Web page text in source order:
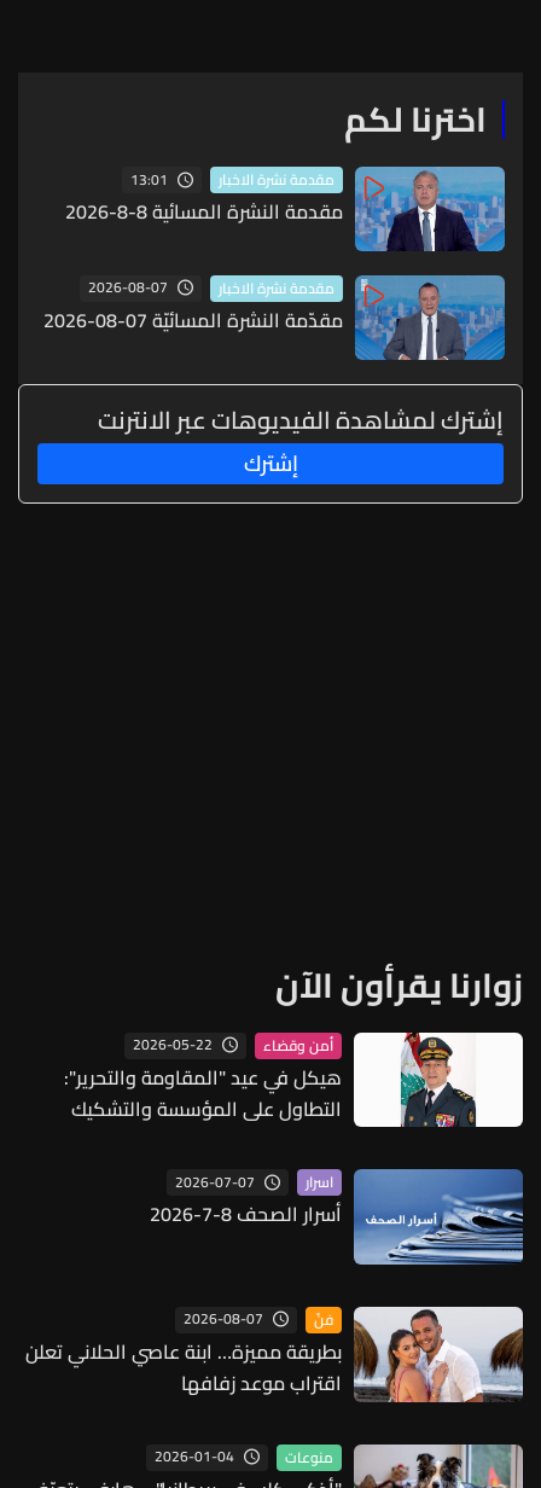
اخترنا لكم
مقدمة نشرة الاخبار 13:01
مقدمة النشرة المسائية 8-8-2026
مقدمة نشرة الاخبار 2026-08-07
مقدّمة النشرة المسائيّة 07-08-2026
إشترك لمشاهدة الفيديوهات عبر الانترنت
إشترك
زوارنا يقرأون الآن
أمن وقضاء 2026-05-22
هيكل في عيد "المقاومة والتحرير":
التطاول على المؤسسة والتشكيك
واجبها
اسرار 2026-07-07
أسرار الصحف 8-7-2026
فنّ 2026-08-07
بطريقة مميزة… ابنة عاصي الحلاني تعلن
اقتراب موعد زفافها
منوعات 2026-01-04